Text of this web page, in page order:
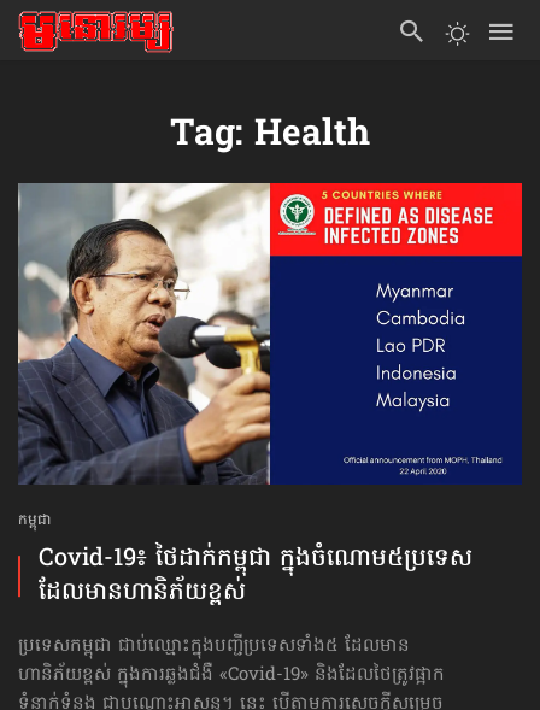
Tag: Health
កម្ពុជា
Covid-19៖ ថៃដាក់​កម្ពុជា ក្នុងចំណោម​៥ប្រទេស
ដែល​មាន​ហានិភ័យ​ខ្ពស់
ប្រទេសកម្ពុជា ជាប់ឈ្មោះក្នុងបញ្ជីប្រទេសទាំង៥ ដែល​មាន​
ហានិភ័យ​ខ្ពស់ ក្នុងការឆ្លងជំងឺ «Covid-19» និងដែលថៃត្រូវផ្អាក
ទំនាក់ទំនង ជាបណ្ដោះអាសន្ន។ នេះ បើតាមការសេចក្ដីសម្រេច